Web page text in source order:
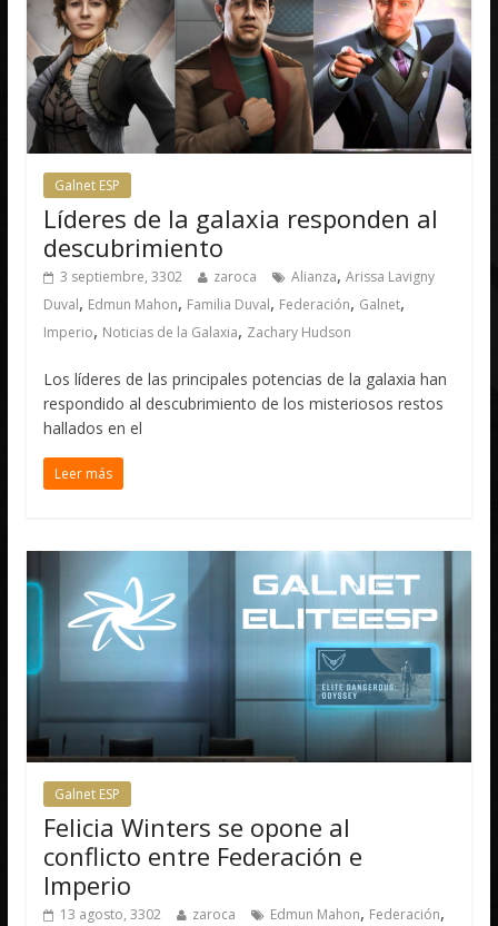
Galnet ESP
Líderes de la galaxia responden al
descubrimiento
3 septiembre, 3302 zaroca Alianza,Arissa Lavigny
Duval, Edmun Mahon, Familia Duval, Federación, Galnet,
Imperio, Noticias de la Galaxia, Zachary Hudson
Los líderes de las principales potencias de la galaxia han
respondido al descubrimiento de los misteriosos restos
hallados en el
Leer más
Galnet ESP
Felicia Winters se opone al
conflicto entre Federación e
Imperio
13 agosto, 3302 zaroca Edmun Mahon, Federación,